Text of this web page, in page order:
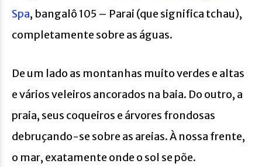
Spa, bangalô 105 – Parai (que significa tchau),
completamente sobre as águas.
De um lado as montanhas muito verdes e altas
e vários veleiros ancorados na baia. Do outro, a
praia, seus coqueiros e árvores frondosas
debruçando-se sobre as areias. À nossa frente,
o mar, exatamente onde o sol se põe.